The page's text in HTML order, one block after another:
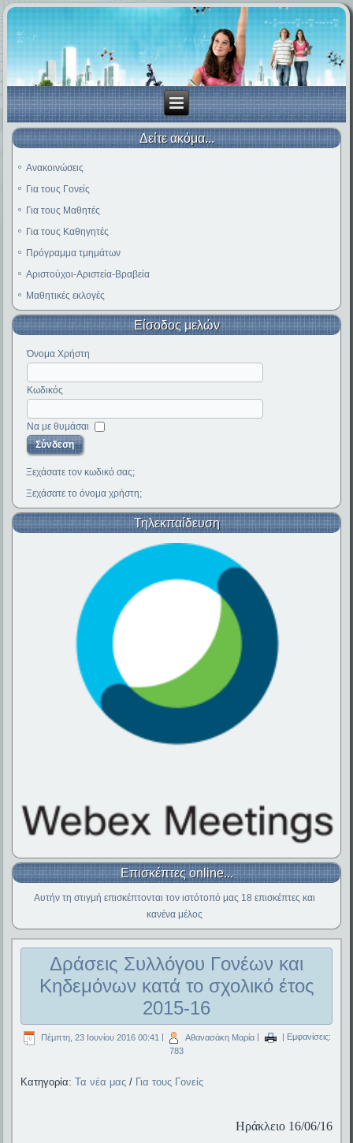
Δείτε ακόμα...
Ανακοινώσεις
Για τους Γονείς
Για τους Μαθητές
Για τους Καθηγητές
Πρόγραμμα τμημάτων
Αριστούχοι-Αριστεία-Βραβεία
Μαθητικές εκλογές
Είσοδος μελών
Όνομα Χρήστη
Κωδικός
Να με θυμάσαι
Ξεχάσατε τον κωδικό σας;
Ξεχάσατε το όνομα χρήστη;
Τηλεκπαίδευση
Επισκέπτες online...
Αυτήν τη στιγμή επισκέπτονται τον ιστότοπό μας 18 επισκέπτες και
κανένα μέλος
Δράσεις Συλλόγου Γονέων και
Κηδεμόνων κατά το σχολικό έτος
2015-16
Πέμπτη, 23 Ιουνίου 2016 00:41 Αθανασάκη Μαρία
| Εμφανίσεις:
783
Κατηγορία:Τα νέα μας / Για τους Γονείς
Ηράκλειο 16/06/16